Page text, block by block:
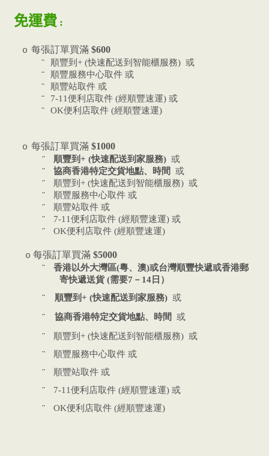
免運費 :
o 每張訂單買滿 $600
¨ 順豐到+ (快速配送到智能櫃服務)或
¨ 順豐服務中心取件 或
¨ 順豐站取件 或
¨ 7-11便利店取件 (經順豐速運)或
¨ OK便利店取件 (經順豐速運)
o 每張訂單買滿 $1000
¨ 順豐到+ (快速配送到家服務)或
¨
協商香港特定交貨地點、時間
或
¨
順豐到+ (快速配送到智能櫃服務)或
¨ 順豐服務中心取件 或
¨ 順豐站取件 或
¨ 7-11便利店取件 (經順豐速運)或
¨ OK便利店取件 (經順豐速運)
o 每張訂單買滿 $5000
¨ 香港以外大灣區(粵、澳)或台灣順豐快遞或香港郵
寄快遞送貨(需要7 － 14日）
¨
順豐到+ (快速配送到家服務) 或
¨
協商香港特定交貨地點、時間
或
¨
順豐到+ (快速配送到智能櫃服務)或
¨ 順豐服務中心取件 或
¨ 順豐站取件 或
¨ 7-11便利店取件 (經順豐速運)或
¨ OK便利店取件 (經順豐速運)